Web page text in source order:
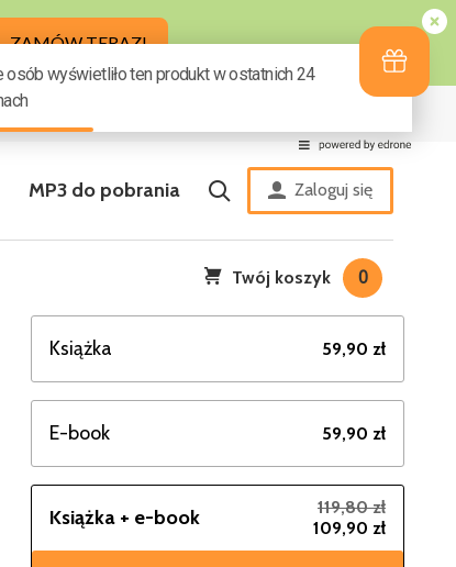
MP3 do pobrania Zaloguj się
Twój koszyk 0
Książka 59,90 zł
E-book 59,90 zł
Książka + e-book
119,80 zł
109,90 zł